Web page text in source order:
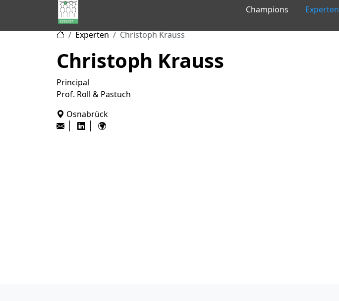
Hidden
Champions
of
Consulting
Champions Experten
Experten Christoph Krauss
Christoph Krauss
Principal
Prof. Roll & Pastuch
Osnabrück